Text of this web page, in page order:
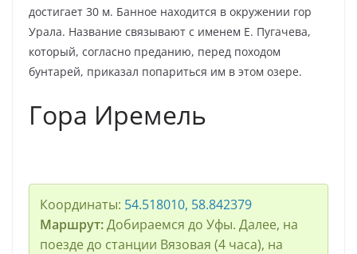
достигает 30 м. Банное находится в окружении гор
Урала. Название связывают с именем Е. Пугачева,
который, согласно преданию, перед походом
бунтарей, приказал попариться им в этом озере.
Гора Иремель
Координаты: 54.518010, 58.842379
Маршрут:Добираемся до Уфы. Далее, на
поезде до станции Вязовая (4 часа), на